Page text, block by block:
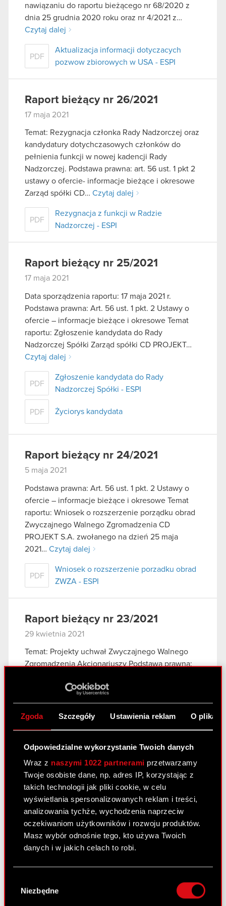
Zgoda Szczegóły Ustawienia reklam O
Odpowiedzialne wykorzystanie Twoich danych
Wraz z naszymi 1022 partnerami przetwarzamy
Twoje osobiste dane, np. adres IP, korzystając z
takich technologii jak pliki cookie, w celu
wyświetlania spersonalizowanych reklam i treści,
analizowania tychże, wychodzenia naprzeciw
oczekiwaniom użytkowników i rozwoju produktów.
Masz wybór odnośnie tego, kto używa Twoich
danych i w jakich celach to robi.
lokalizacji geograficznej z dokładnością nawet
zgody
Niezbędne
nawiązaniu do raportu bieżącego nr 68/2020 z
dnia 25 grudnia 2020 roku oraz nr 4/2021 z…
Czytaj dalej
PDF
Aktualizacja informacji dotyczacych
pozwow zbiorowych w USA - ESPI
Raport bieżący nr 26/2021
17 maja 2021
Temat: Rezygnacja członka Rady Nadzorczej oraz
kandydatury dotychczasowych członków do
pełnienia funkcji w nowej kadencji Rady
Nadzorczej. Podstawa prawna: art. 56 ust. 1 pkt 2
ustawy o ofercie- informacje bieżące i okresowe
Zarząd spółki CD… Czytaj dalej
PDF
Rezygnacja z funkcji w Radzie
Nadzorczej - ESPI
Raport bieżący nr 25/2021
17 maja 2021
Data sporządzenia raportu: 17 maja 2021 r.
Podstawa prawna: Art. 56 ust. 1 pkt. 2 Ustawy o
ofercie – informacje bieżące i okresowe Temat
raportu: Zgłoszenie kandydata do Rady
Nadzorczej Spółki Zarząd spółki CD PROJEKT…
Czytaj dalej
PDF
Zgłoszenie kandydata do Rady
Nadzorczej Spółki - ESPI
PDF Życiorys kandydata
Raport bieżący nr 24/2021
5 maja 2021
Podstawa prawna: Art. 56 ust. 1 pkt. 2 Ustawy o
ofercie – informacje bieżące i okresowe Temat
raportu: Wniosek o rozszerzenie porządku obrad
Zwyczajnego Walnego Zgromadzenia CD
PROJEKT S.A. zwołanego na dzień 25 maja
2021… Czytaj dalej
PDF
Wniosek o rozszerzenie porzadku obrad
ZWZA - ESPI
Raport bieżący nr 23/2021
29 kwietnia 2021
Temat: Projekty uchwał Zwyczajnego Walnego
Zgromadzenia Akcjonariuszy Podstawa prawna:
bieżące i okresowe Zarząd CD PROJEKT S.A.
Zwyczajnego Walnego Zgromadzenia…Czytaj
PDF
Projekty uchwał oraz dokumentacja
PDF Projekty uchwał
PDF Dokumentacja przedkładana ZWZA
PDF
Sprawozdanie RN o wynagrodzeniach
29 kwietnia 2021